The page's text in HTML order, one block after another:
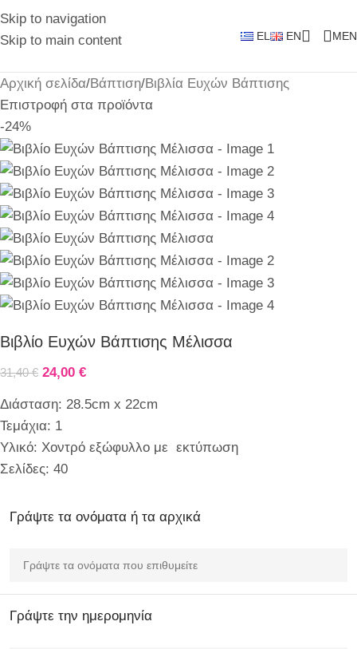
Skip to navigation
Skip to main content
EL EN
Αρχική σελίδα/Βάπτιση/Βιβλία Ευχών Βάπτισης
Επιστροφή στα προϊόντα
-24%
Βιβλίο Ευχών Βάπτισης Μέλισσα
31,40€ 24,00 €
Διάσταση: 28.5cm x 22cm
Τεμάχια: 1
Υλικό: Χοντρό εξώφυλλο με εκτύπωση
Σελίδες: 40
Γράψτε τα ονόματα ή τα αρχικά
Γράψτε την ημερομηνία